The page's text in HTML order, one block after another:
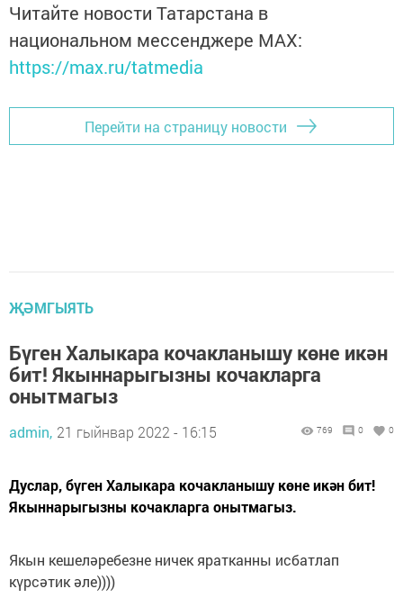
Читайте новости Татарстана в
национальном мессенджере MАХ:
https://max.ru/tatmedia
Перейти на страницу новости
ҖӘМГЫЯТЬ
Бүген Халыкара кочакланышу көне икән
бит! Якыннарыгызны кочакларга
онытмагыз
admin, 21 гыйнвар 2022 - 16:15 769 0 0
Дуслар, бүген Халыкара кочакланышу көне икән бит!
Якыннарыгызны кочакларга онытмагыз.
Якын кешеләребезне ничек яратканны исбатлап
күрсәтик әле))))